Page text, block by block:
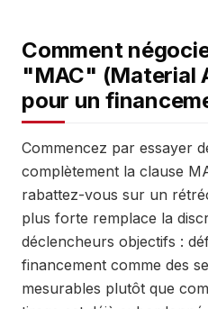
Comment
"MAC" (Material
pour un
Commencez par essayer
complètement la clause
rabattez-vous sur un
plus forte remplace la
déclencheurs objectifs :
financement comme des
mesurables plutôt que